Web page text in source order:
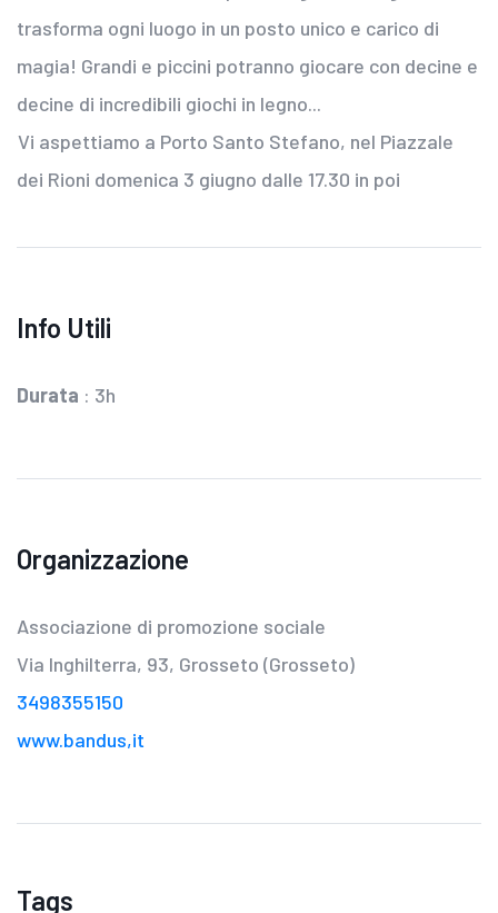
trasforma ogni luogo in un posto unico e carico di
magia! Grandi e piccini potranno giocare con decine e
decine di incredibili giochi in legno...
Vi aspettiamo a Porto Santo Stefano, nel Piazzale
dei Rioni domenica 3 giugno dalle 17.30 in poi
Info Utili
Durata : 3h
Organizzazione
Associazione di promozione sociale
Via Inghilterra, 93, Grosseto (Grosseto)
3498355150
www.bandus,it
Tags